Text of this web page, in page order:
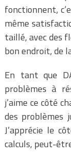
fonctionnent,
même
taillé, avec des
bon endroit, de
En tant que
problèmes à
j’aime ce côté
des problèmes
J’apprécie le
calculs, peut-